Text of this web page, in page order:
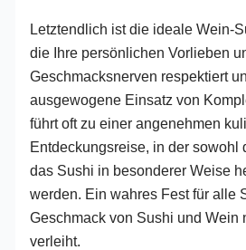
Letztendlich ist die ideale Wein-
die Ihre persönlichen Vorlieben
Geschmacksnerven respektiert
ausgewogene Einsatz von
führt oft zu einer angenehmen
Entdeckungsreise, in der sowohl
das Sushi in besonderer Weise
werden. Ein wahres Fest für alle
Geschmack von Sushi und Wein
verleiht.